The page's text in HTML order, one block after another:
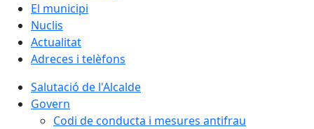
El municipi
Nuclis
Actualitat
Adreces i telèfons
Salutació de l'Alcalde
Govern
Codi de conducta i mesures antifrau